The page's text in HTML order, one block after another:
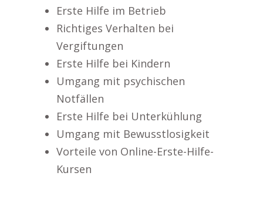
Erste Hilfe im Betrieb
Richtiges Verhalten bei
Vergiftungen
Erste Hilfe bei Kindern
Umgang mit psychischen
Notfällen
Erste Hilfe bei Unterkühlung
Umgang mit Bewusstlosigkeit
Vorteile von Online-Erste-Hilfe-
Kursen